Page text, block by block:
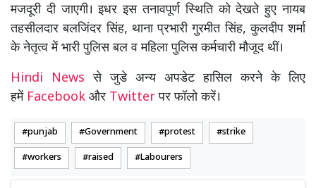
मजदूरी दी जाएगी। इधर इस तनावपूर्ण स्थिति को देखते हुए नायब
तहसीलदार बलजिंदर सिंह, थाना प्रभारी गुरमीत सिंह, कुलदीप शर्मा
के नेतृत्व में भारी पुलिस बल व महिला पुलिस कर्मचारी मौजूद थीं।
Hindi Newsसे जुडे अन्य अपडेट हासिल करने के लिए
हमें Facebook और Twitterपर फॉलो करें।
punjab Government protest strike
workers raised Labourers